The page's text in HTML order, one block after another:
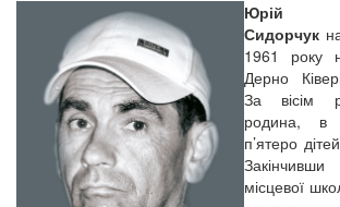
Юрій
Сидорчук
1961 року
Дерно
За вісім
родина, в
п’ятеро
місцевої